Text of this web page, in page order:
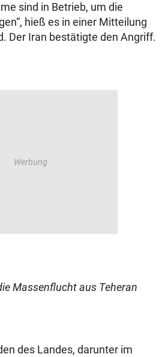
sind in Betrieb, um die
hieß es in einer Mitteilung
Der Iran bestätigte den Angriff.
Massenflucht aus Teheran
des Landes, darunter im